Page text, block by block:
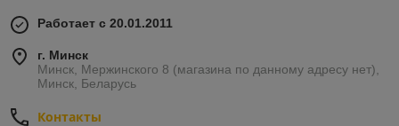
Работает с 20.01.2011
г. Минск
Минск, Мержинского 8 (магазина по данному адресу нет),
Минск, Беларусь
Контакты